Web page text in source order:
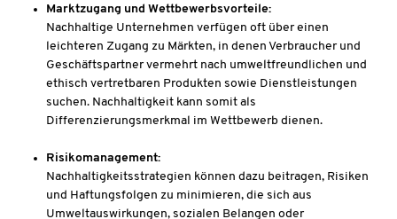
Marktzugang und Wettbewerbsvorteile:
Nachhaltige Unternehmen verfügen oft über einen
leichteren Zugang zu Märkten, in denen Verbraucher und
Geschäftspartner vermehrt nach umweltfreundlichen und
ethisch vertretbaren Produkten sowie Dienstleistungen
suchen. Nachhaltigkeit kann somit als
Differenzierungsmerkmal im Wettbewerb dienen.
Risikomanagement:
Nachhaltigkeitsstrategien können dazu beitragen, Risiken
und Haftungsfolgen zu minimieren, die sich aus
Umweltauswirkungen, sozialen Belangen oder